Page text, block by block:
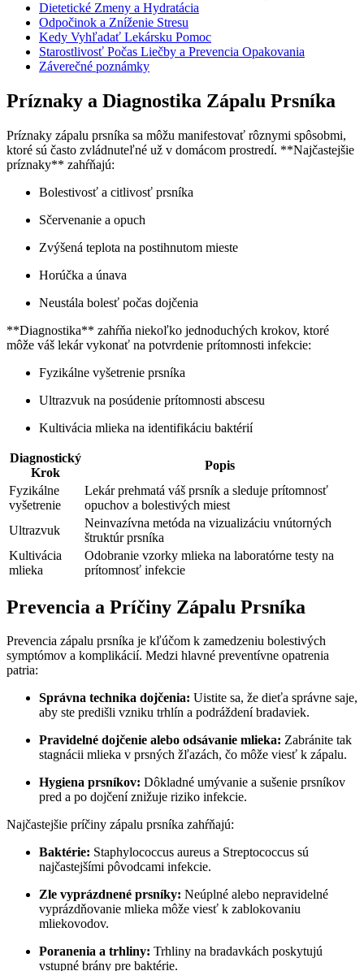
Dietetické Zmeny ⁢a ​Hydratácia
Odpočinok a Zníženie ​Stresu
Kedy ‌Vyhľadať Lekársku Pomoc
Starostlivosť Počas Liečby a Prevencia Opakovania
Záverečné poznámky
Príznaky a ‌Diagnostika Zápalu⁢ Prsníka
Príznaky‍ zápalu prsníka sa ⁣môžu manifestovať rôznymi spôsobmi,
ktoré sú často zvládnuteľné už v domácom prostredí. **Najčastejšie
príznaky** zahŕňajú:
Bolestivosť a⁢ citlivosť prsníka
Sčervenanie a opuch
Zvýšená ⁤teplota na postihnutom mieste
Horúčka a ‌únava
Neustála bolesť počas‌ dojčenia
**Diagnostika** zahŕňa niekoľko jednoduchých krokov, ktoré
môže⁤ váš lekár vykonať na potvrdenie prítomnosti infekcie:
Fyzikálne vyšetrenie prsníka
Ultrazvuk na posúdenie prítomnosti abscesu
Kultivácia mlieka na identifikáciu baktérií
Diagnostický
Krok
Popis
Fyzikálne
vyšetrenie
Lekár prehmatá váš prsník ​a sleduje prítomnosť
opuchov a bolestivých miest
Ultrazvuk
Neinvazívna metóda‌ na vizualizáciu vnútorných
štruktúr prsníka
Kultivácia
mlieka
Odobranie vzorky mlieka na laboratórne ‌testy na
prítomnosť infekcie
Prevencia a Príčiny Zápalu ⁢Prsníka
Prevencia zápalu prsníka je kľúčom k zamedzeniu bolestivých
symptómov a komplikácií.​ Medzi hlavné preventívne opatrenia
patria:
Správna technika ​dojčenia: Uistite sa, že‌ dieťa správne saje,
aby ste predišli vzniku trhlín a podráždení bradaviek.
Pravidelné dojčenie alebo odsávanie mlieka: Zabránite tak
stagnácii mlieka v prsných ⁣žľazách, čo môže viesť‌ k zápalu.
Hygiena prsníkov: Dôkladné umývanie‍ a sušenie prsníkov
pred a ⁤po dojčení znižuje riziko infekcie.
Najčastejšie príčiny zápalu prsníka zahŕňajú:
Baktérie: ‍Staphylococcus aureus ⁢a ‍Streptococcus sú
najčastejšími pôvodcami​ infekcie.
Zle vyprázdnené prsníky: Neúplné alebo nepravidelné⁢
vyprázdňovanie ⁢mlieka môže viesť k zablokovaniu
mliekovodov.
Poranenia a trhliny: Trhliny na bradavkách ‍poskytujú
vstupné ⁤brány pre⁢ baktérie.